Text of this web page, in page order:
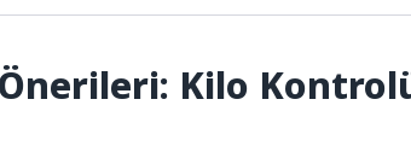
Önerileri: Kilo